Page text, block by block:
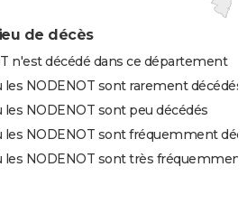
de décès
n'est décédé dans ce département
NODENOT sont rarement décédés
NODENOT sont peu décédés
NODENOT sont fréquemment
NODENOT sont très fréquemment